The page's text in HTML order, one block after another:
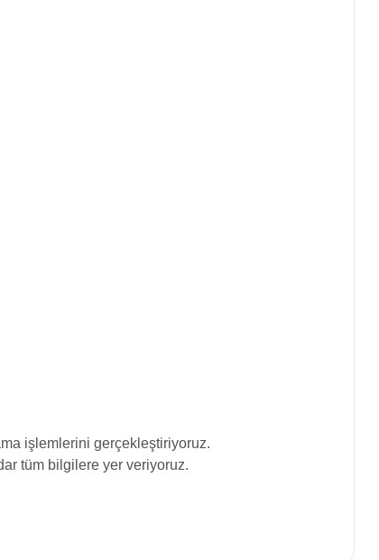
işlemlerini gerçekleştiriyoruz.
tüm bilgilere yer veriyoruz.